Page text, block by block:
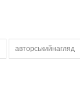
авторськийнагляд